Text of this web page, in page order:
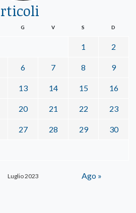
Luglio 2023
G V S D
1 2
6 7 8 9
13 14 15 16
20 21 22 23
27 28 29 30
Ago »